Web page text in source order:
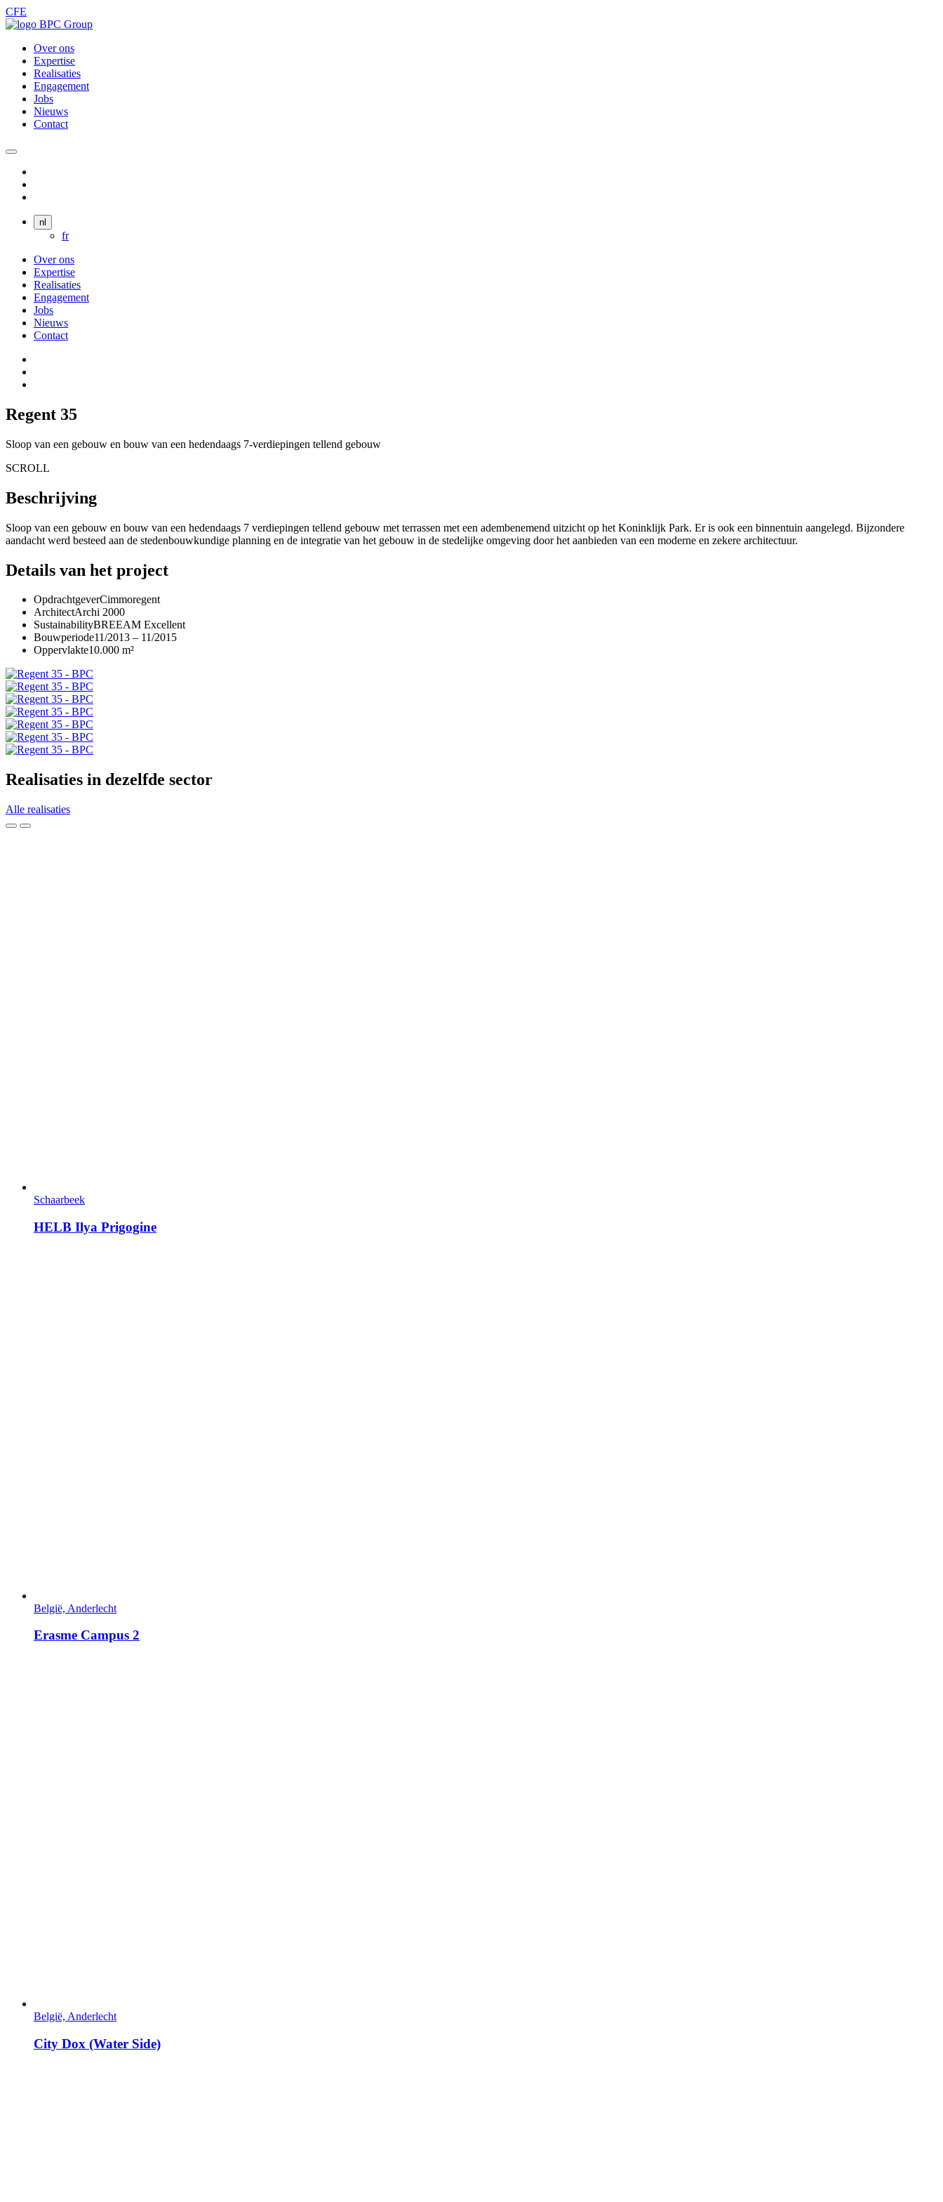
CFE
Over ons
Expertise
Realisaties
Engagement
Jobs
Nieuws
Contact
nl
fr
Over ons
Expertise
Realisaties
Engagement
Jobs
Nieuws
Contact
Regent 35
Sloop van een gebouw en bouw van een hedendaags 7-verdiepingen tellend gebouw
SCROLL
Beschrijving
Sloop van een gebouw en bouw van een hedendaags 7 verdiepingen tellend gebouw met terrassen met een adembenemend uitzicht op het Koninklijk Park. Er is ook een binnentuin aangelegd. Bijzondere
aandacht werd besteed aan de stedenbouwkundige planning en de integratie van het gebouw in de stedelijke omgeving door het aanbieden van een moderne en zekere architectuur.
Details van het project
OpdrachtgeverCimmoregent
ArchitectArchi 2000
SustainabilityBREEAM Excellent
Bouwperiode11/2013 – 11/2015
Oppervlakte10.000 m²
Realisaties in dezelfde sector
Alle realisaties
Schaarbeek
HELB Ilya Prigogine
België, Anderlecht
Erasme Campus 2
België, Anderlecht
City Dox (Water Side)